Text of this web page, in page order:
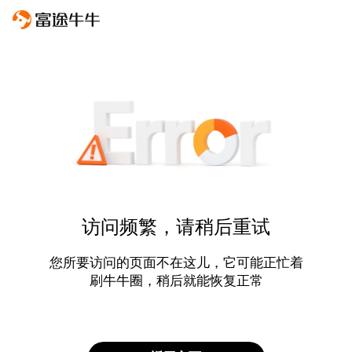
访问频繁，请稍后重试
您所要访问的页面不在这儿，它可能正忙着
刷牛牛圈，稍后就能恢复正常